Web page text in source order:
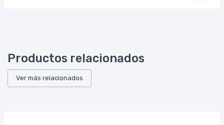
Productos relacionados
Ver más relacionados